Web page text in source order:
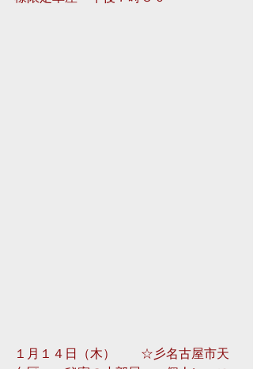
１月１４日（木）　　☆彡名古屋市天